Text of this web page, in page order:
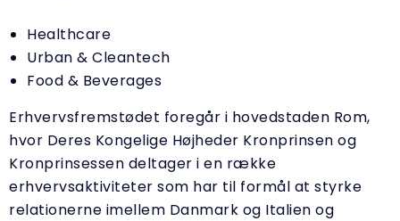
Healthcare
Urban & Cleantech
Food & Beverages
Erhvervsfremstødet foregår i hovedstaden Rom,
hvor Deres Kongelige Højheder Kronprinsen og
Kronprinsessen deltager i en række
erhvervsaktiviteter som har til formål at styrke
relationerne imellem Danmark og Italien og